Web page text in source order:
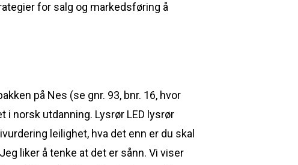
for salg og markedsføring å
på Nes (se gnr. 93, bnr. 16, hvor
norsk utdanning. Lysrør LED lysrør
leilighet, hva det enn er du skal
liker å tenke at det er sånn. Vi viser